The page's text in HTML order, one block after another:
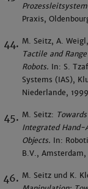
Praxis,
M. Seitz, A.
Tactile and
Robots. In: S.
Systems (IAS),
Niederlande,
M. Seitz:
Integrated Hand-
Objects. In:
B.V.,
M. Seitz und K.